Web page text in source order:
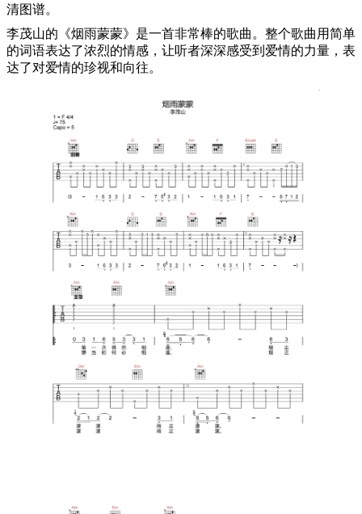
清图谱。
李茂山的《烟雨蒙蒙》是一首非常棒的歌曲。整个歌曲用简单
的词语表达了浓烈的情感，让听者深深感受到爱情的力量，表
达了对爱情的珍视和向往。